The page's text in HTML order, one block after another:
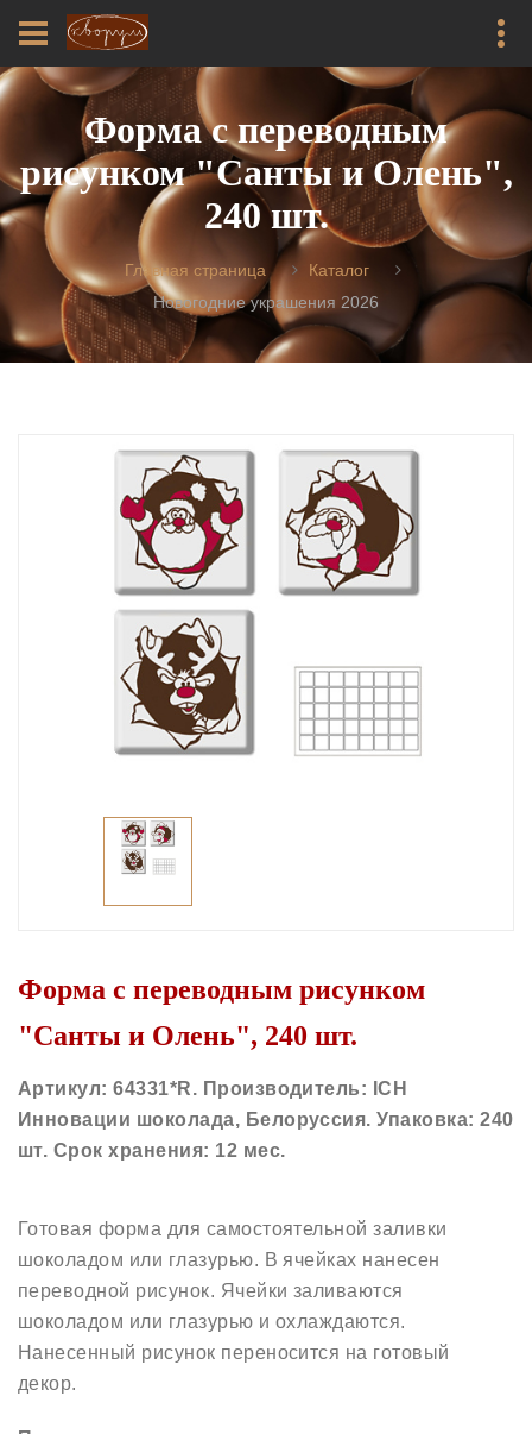
Форма с переводным
рисунком "Санты и Олень",
240 шт.
Главная страница
Каталог
Новогодние украшения 2026
Форма с переводным рисунком
"Санты и Олень", 240 шт.
Артикул: 64331*R. Производитель: ICH
Инновации шоколада, Белоруссия. Упаковка: 240
шт. Срок хранения: 12 мес.
Готовая форма для самостоятельной заливки
шоколадом или глазурью. В ячейках нанесен
переводной рисунок. Ячейки заливаются
шоколадом или глазурью и охлаждаются.
Нанесенный рисунок переносится на готовый
декор.